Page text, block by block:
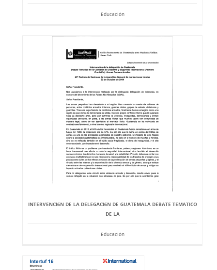
Educación
INTERVENCI6N DE LA DELEGACI6N DE GUATEMALA DEBATE TEMATICO
DE LA
Educación